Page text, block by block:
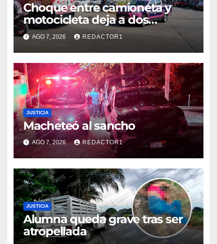
Choque entre camioneta y
motocicleta deja a dos
jóvenes lesionados en la
colonia 27 de Septiembre de
Poza Rica
AGO 7, 2026 REDACTOR1
JUSTICIA
Macheteó al sancho
AGO 7, 2026 REDACTOR1
JUSTICIA
Alumna queda grave tras ser
atropellada